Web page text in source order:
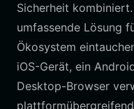
Sicherheit
umfassende Lösung
Ökosystem
iOS-Gerät, ein
Desktop-Browser